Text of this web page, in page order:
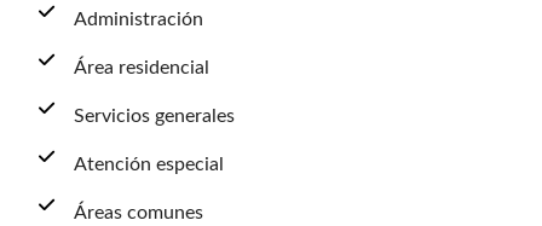
Administración
Área residencial
Servicios generales
Atención especial
Áreas comunes